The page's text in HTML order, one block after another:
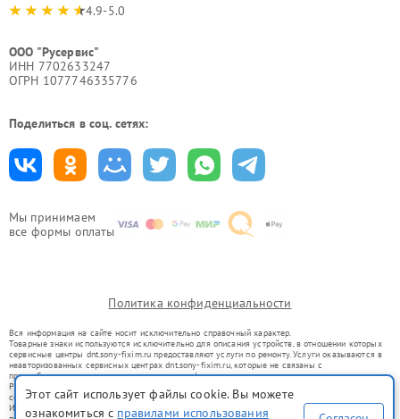
Мы принимаем
все формы оплаты
4.9-5.0
ООО "Русервис"
ИНН 7702633247
ОГРН 1077746335776
Поделиться в соц. сетях:
Политика конфиденциальности
Вся информация на сайте носит исключительно справочный характер.
Товарные знаки используются исключительно для описания устройств, в отношении которых
сервисные центры dnt.sony-fixim.ru предоставляют услуги по ремонту. Услуги оказываются в
неавторизованных сервисных центрах dnt.sony-fixim.ru, которые не связаны с
правообладателями товарных знаков или их официальными представителями.
Ремонт осуществляется для устройств, уже введенных в гражданский оборот в соответствии
со статьей 1487 ГК РФ.
Использование товарных знаков не преследует цели индивидуализации услуг или введения
Этот сайт использует файлы cookie. Вы можете
ознакомиться с правилами использования